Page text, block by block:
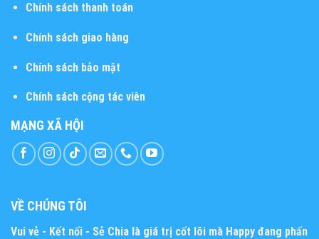
Chính sách thanh toán
Chính sách giao hàng
Chính sách bảo mật
Chính sách cộng tác viên
MẠNG XÃ HỘI
VỀ CHÚNG TÔI
Vui vẻ - Kết nối - Sẻ Chia là giá trị cốt lõi mà Happy đang phấn